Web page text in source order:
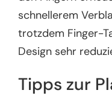
schnellerem
trotzdem Finger-
Design sehr
Tipps zur